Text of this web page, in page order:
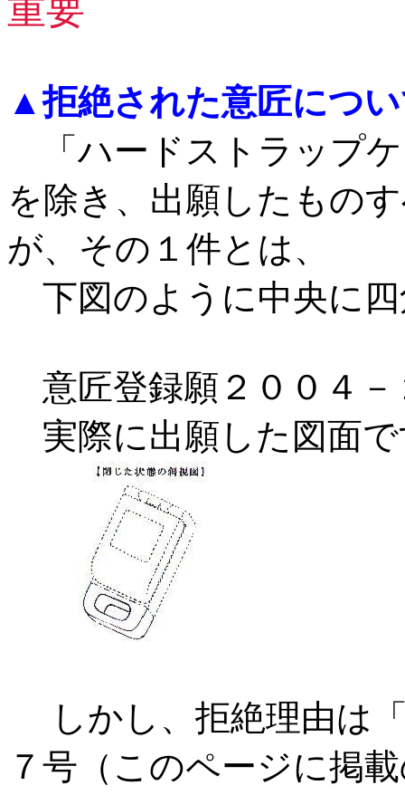
重要
▲拒絶された意匠につ
「ハードストラップ
を除き、出願したもの
が、その１件とは、
下図のように中央に
意匠登録願２００４－
実際に出願した図面で
しかし、拒絶理由は
７号（このページに掲